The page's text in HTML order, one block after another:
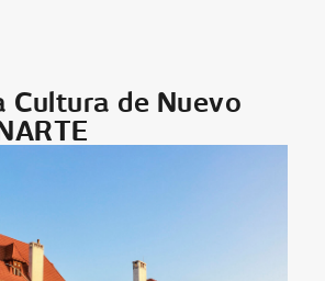
Cultura de Nuevo